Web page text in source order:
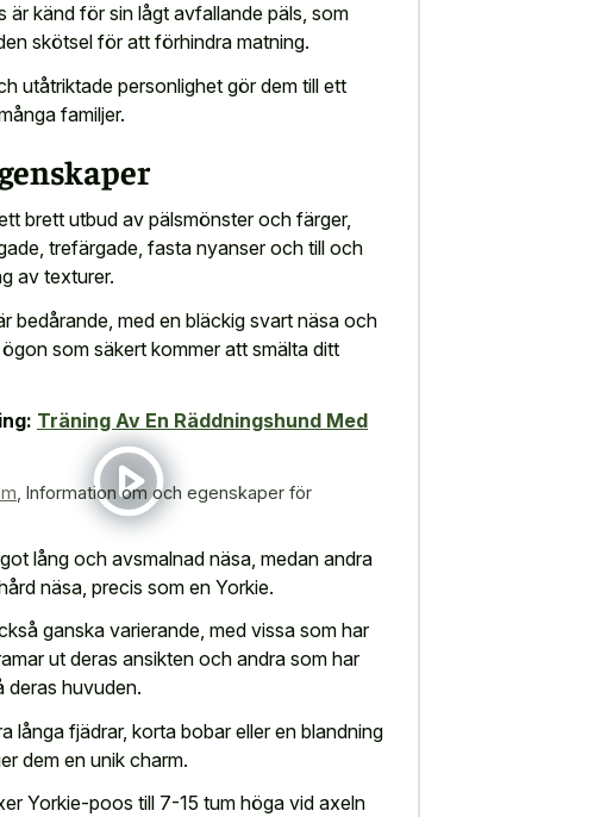
är känd för sin lågt avfallande päls, som
skötsel för att förhindra matning.
utåtriktade personlighet gör dem till ett
familjer.
brett utbud av pälsmönster och färger,
trefärgade, fasta nyanser och till och
av texturer.
bedårande, med en bläckig svart näsa och
som säkert kommer att smälta ditt
Träning Av En Räddningshund Med
Information om och egenskaper för
lång och avsmalnad näsa, medan andra
näsa, precis som en Yorkie.
ganska varierande, med vissa som har
ut deras ansikten och andra som har
deras huvuden.
långa fjädrar, korta bobar eller en blandning
dem en unik charm.
Yorkie-poos till 7-15 tum höga vid axeln